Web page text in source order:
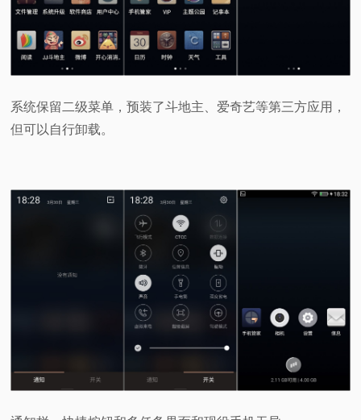
系统保留二级菜单，预装了斗地主、爱奇艺等第三方应用，
但可以自行卸载。